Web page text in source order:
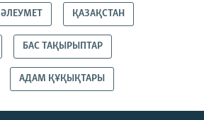
ӘЛЕУМЕТ ҚАЗАҚСТАН
БАС ТАҚЫРЫПТАР
АДАМ ҚҰҚЫҚТАРЫ